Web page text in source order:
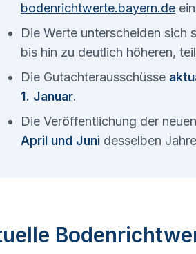
bodenrichtwerte.bayern.de
Die Werte unterscheiden sich
bis hin zu deutlich höheren,
Die Gutachterausschüsse
1. Januar.
Die Veröffentlichung der
April und Juni desselben